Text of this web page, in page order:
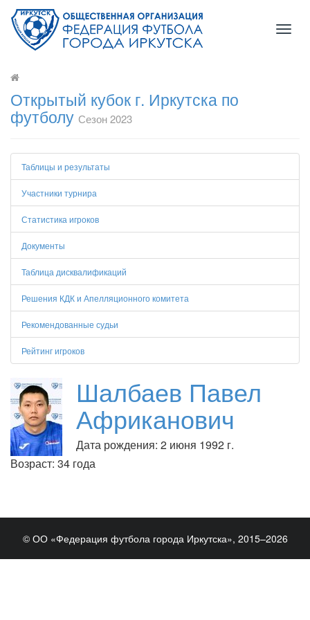
Открытый кубок г. Иркутска по
футболу Сезон 2023
Таблицы и результаты
Участники турнира
Статистика игроков
Документы
Таблица дисквалификаций
Решения КДК и Апелляционного комитета
Рекомендованные судьи
Рейтинг игроков
Шалбаев Павел
Африканович
Дата рождения: 2 июня 1992 г.
Возраст: 34 года
© ОО «Федерация футбола города Иркутска», 2015–2026